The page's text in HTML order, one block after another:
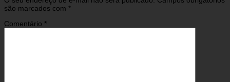
são marcados com *
Comentário *